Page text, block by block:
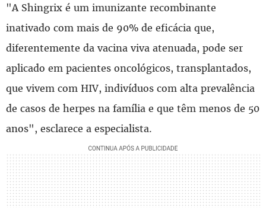
"A Shingrix é um imunizante recombinante
inativado com mais de 90% de eficácia que,
diferentemente da vacina viva atenuada, pode ser
aplicado em pacientes oncológicos, transplantados,
que vivem com HIV, indivíduos com alta prevalência
de casos de herpes na família e que têm menos de 50
anos", esclarece a especialista.